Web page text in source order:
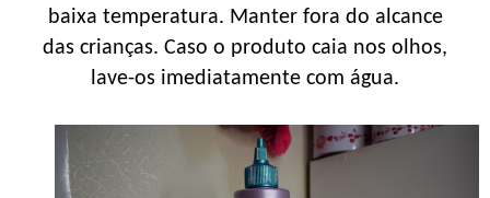
baixa temperatura. Manter fora do alcance
das crianças. Caso o produto caia nos olhos,
lave-os imediatamente com água.